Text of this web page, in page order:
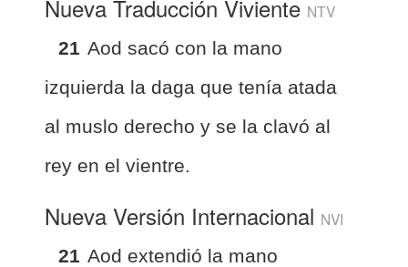
Nueva Traducción Viviente NTV
21 Aod sacó con la mano
izquierda la daga que tenía atada
al muslo derecho y se la clavó al
rey en el vientre.
Nueva Versión Internacional NVI
21 Aod extendió la mano